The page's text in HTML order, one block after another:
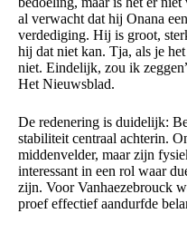
al verwacht dat hij Onana
verdediging. Hij is groot,
hij dat niet kan. Tja, als je
niet. Eindelijk, zou ik
Het Nieuwsblad.
De redenering is duidelijk:
stabiliteit centraal achterin.
middenvelder, maar zijn
interessant in een rol waar
zijn. Voor Vanhaezebrouck
proef effectief aandurfde